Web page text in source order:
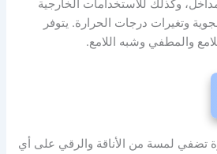
وكذلك للاستخدامات الخارجية
وتغيرات درجات الحرارة. يتوفر
والمطفي وشبه اللامع.
تضفي لمسة من الأناقة والرقي على أي